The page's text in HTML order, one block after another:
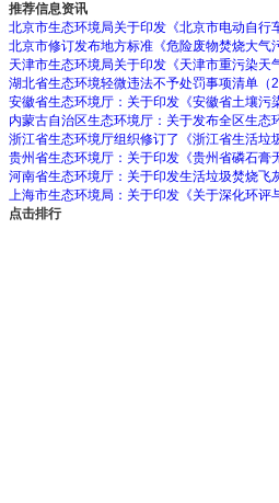
推荐信息资讯
北京市生态环境局关于印发《北京市电动自
北京市修订发布地方标准《危险废物焚烧大
天津市生态环境局关于印发《天津市重污染
湖北省生态环境轻微违法不予处罚事项清单（
安徽省生态环境厅：关于印发《安徽省土壤污
内蒙古自治区生态环境厅：关于发布全区生
浙江省生态环境厅组织修订了《浙江省生活垃
贵州省生态环境厅：关于印发《贵州省磷石
河南省生态环境厅：关于印发生活垃圾焚烧
上海市生态环境局：关于印发《关于深化环
点击排行